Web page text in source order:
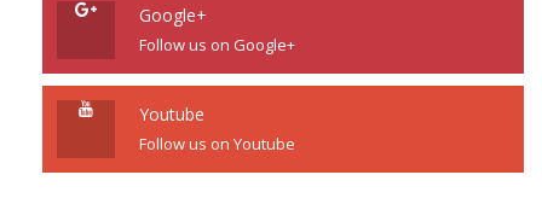
Google+
Follow us on Google+
Youtube
Follow us on Youtube